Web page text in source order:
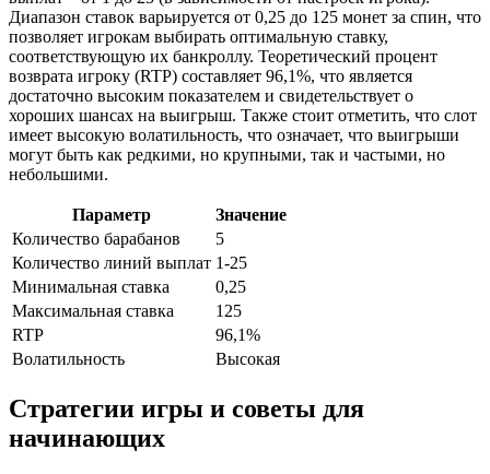
Диапазон ставок варьируется от 0,25 до 125 монет за спин, что
позволяет игрокам выбирать оптимальную ставку,
соответствующую их банкроллу. Теоретический процент
возврата игроку (RTP) составляет 96,1%, что является
достаточно высоким показателем и свидетельствует о
хороших шансах на выигрыш. Также стоит отметить, что слот
имеет высокую волатильность, что означает, что выигрыши
могут быть как редкими, но крупными, так и частыми, но
небольшими.
Параметр
Значение
Количество барабанов
5
Количество линий выплат 1-25
Минимальная ставка
0,25
Максимальная ставка
125
RTP
96,1%
Волатильность
Высокая
Стратегии игры и советы для
начинающих